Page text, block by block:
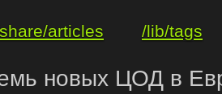
articles /lib/tags
новых ЦОД в